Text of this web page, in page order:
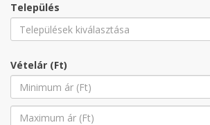
Település
Vételár (Ft)